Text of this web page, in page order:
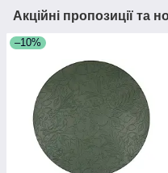
Акційні пропозиції та
–10%